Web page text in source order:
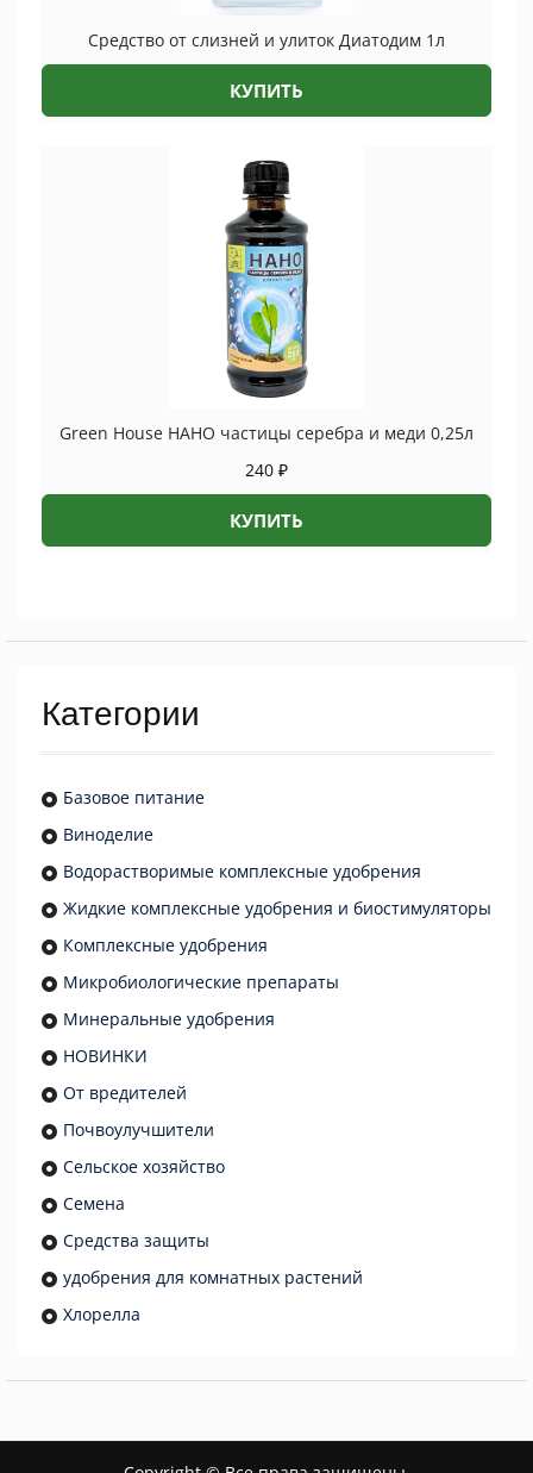
Средство от слизней и улиток Диатодим 1л
КУПИТЬ
Green House НАНО частицы серебра и меди 0,25л
240 ₽
КУПИТЬ
Категории
Базовое питание
Виноделие
Водорастворимые комплексные удобрения
Жидкие комплексные удобрения и биостимуляторы
Комплексные удобрения
Микробиологические препараты
Минеральные удобрения
НОВИНКИ
От вредителей
Почвоулучшители
Сельское хозяйство
Семена
Средства защиты
удобрения для комнатных растений
Хлорелла